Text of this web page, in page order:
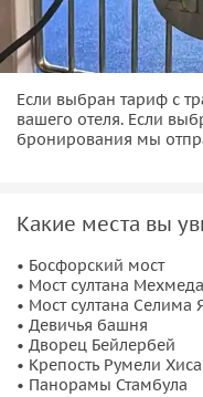
Если выбран тариф с
вашего отеля. Если
бронирования мы
Какие места вы
• Босфорский мост
• Мост султана
• Мост султана Селима
• Девичья башня
• Дворец Бейлербей
• Крепость Румели
• Панорамы Стамбула